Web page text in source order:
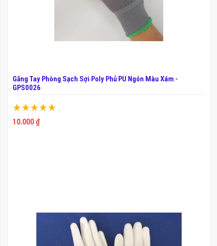
Găng Tay Phòng Sạch Sợi Poly Phủ PU Ngón Màu Xám -
GPS0026
Xếp hạng:
100%
10.000 ₫